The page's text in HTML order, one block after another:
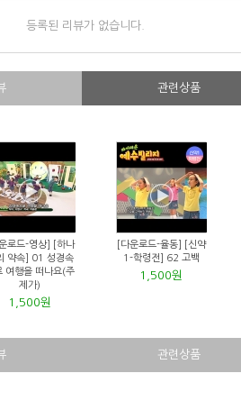
등록된 리뷰가 없습니다.
관련상품
운로드-영상] [하나
약속] 01 성경속
여행을 떠나요(주
제가)
1,500원
[다운로드-율동] [신약
1-학령전] 62 고백
1,500원
관련상품